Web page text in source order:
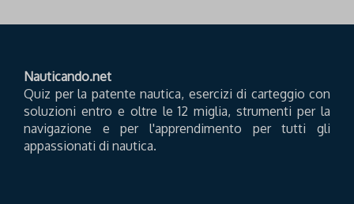
Nauticando.net
Quiz per la patente nautica, esercizi di carteggio con
soluzioni entro e oltre le 12 miglia, strumenti per la
navigazione e per l'apprendimento per tutti gli
appassionati di nautica.